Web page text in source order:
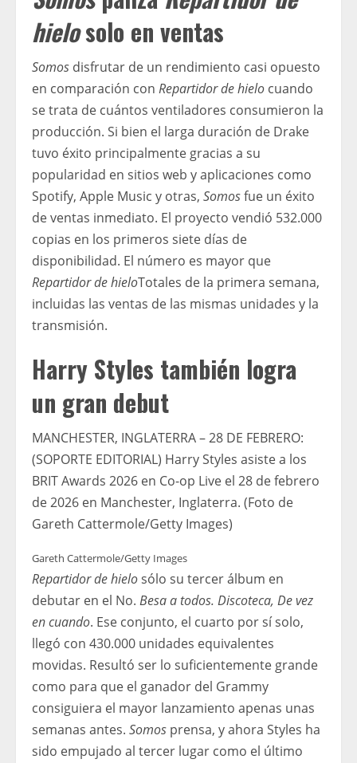
hielosolo en ventas
Somos disfrutar de un rendimiento casi opuesto
en comparación con Repartidor de hielo cuando
se trata de cuántos ventiladores consumieron la
producción. Si bien el larga duración de Drake
tuvo éxito principalmente gracias a su
popularidad en sitios web y aplicaciones como
Spotify, Apple Music y otras, Somosfue un éxito
de ventas inmediato. El proyecto vendió 532.000
copias en los primeros siete días de
disponibilidad. El número es mayor que
Repartidor de hieloTotales de la primera semana,
incluidas las ventas de las mismas unidades y la
transmisión.
Harry Styles también logra
un gran debut
MANCHESTER, INGLATERRA – 28 DE FEBRERO:
(SOPORTE EDITORIAL) Harry Styles asiste a los
BRIT Awards 2026 en Co-op Live el 28 de febrero
de 2026 en Manchester, Inglaterra. (Foto de
Gareth Cattermole/Getty Images)
Gareth Cattermole/Getty Images
Repartidor de hielosólo su tercer álbum en
debutar en el No. Besa a todos. Discoteca, De vez
en cuando. Ese conjunto, el cuarto por sí solo,
llegó con 430.000 unidades equivalentes
movidas. Resultó ser lo suficientemente grande
como para que el ganador del Grammy
consiguiera el mayor lanzamiento apenas unas
semanas antes. Somos prensa, y ahora Styles ha
sido empujado al tercer lugar como el último